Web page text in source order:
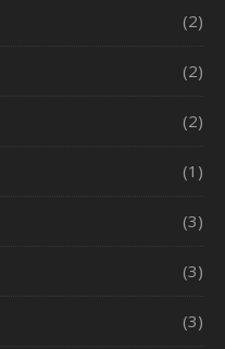
(2)
(2)
(2)
(1)
(3)
(3)
(3)